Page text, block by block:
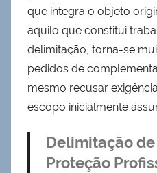
que integra o objeto
aquilo que constitui
delimitação, torna-se
pedidos de
mesmo recusar
escopo inicialmente
Delimitação
Proteção